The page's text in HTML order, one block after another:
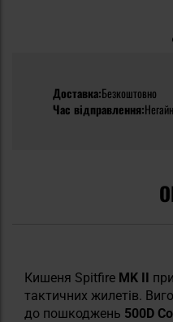
Доставка:Безкоштовно
Час відправлення:
Кишеня Spitfire MK II
тактичних жилетів.
до пошкоджень 500D